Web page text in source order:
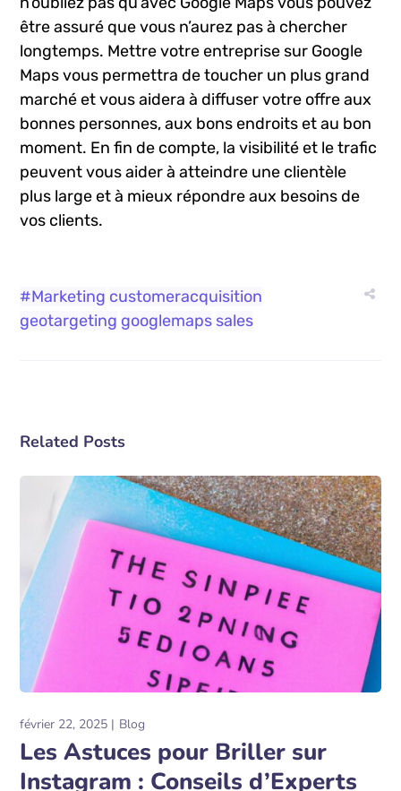
être assuré que vous n’aurez pas à chercher
longtemps. Mettre votre entreprise sur Google
‌Maps vous permettra ​de toucher un plus grand
marché et vous⁣ aidera à diffuser votre offre⁣ aux
bonnes ‍personnes, aux bons endroits et au bon
moment. En fin de compte, la visibilité et le⁤ trafic
peuvent vous aider à‍ atteindre une ⁤clientèle
plus​ large et à mieux répondre aux besoins de
vos clients.
#Marketing customeracquisition
geotargeting googlemaps sales
Related Posts
février 22, 2025 Blog
Les Astuces pour Briller sur
Instagram : Conseils d’Experts